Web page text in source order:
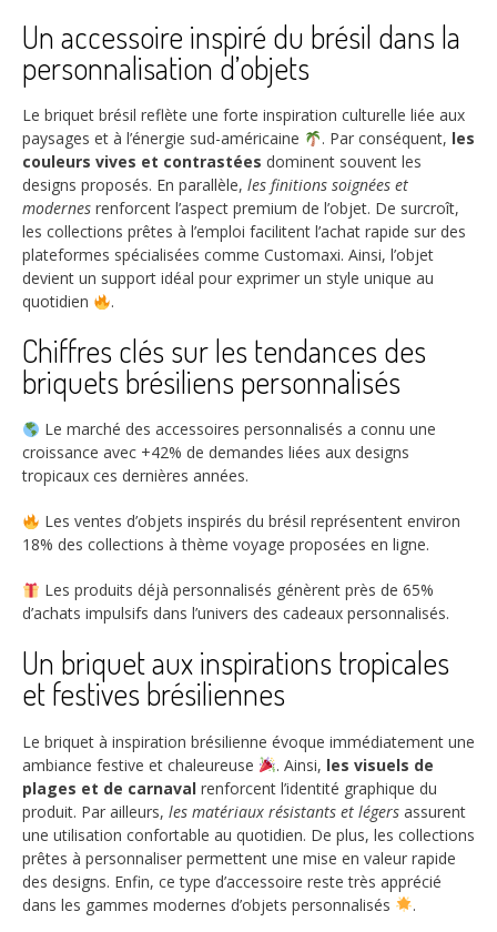
Un accessoire inspiré du brésil dans la
personnalisation d’objets
Le briquet brésil reflète une forte inspiration culturelle liée aux
paysages et à l’énergie sud-américaine
. Par conséquent, les
couleurs vives et contrastées dominent souvent les
designs proposés. En parallèle, les finitions soignées et
modernes renforcent l’aspect premium de l’objet. De surcroît,
les collections prêtes à l’emploi facilitent l’achat rapide sur des
plateformes spécialisées comme Customaxi. Ainsi, l’objet
devient un support idéal pour exprimer un style unique au
quotidien
.
Chiffres clés sur les tendances des
briquets brésiliens personnalisés
Le marché des accessoires personnalisés a connu une
croissance avec +42% de demandes liées aux designs
tropicaux ces dernières années.
Les ventes d’objets inspirés du brésil représentent environ
18% des collections à thème voyage proposées en ligne.
Les produits déjà personnalisés génèrent près de 65%
d’achats impulsifs dans l’univers des cadeaux personnalisés.
Un briquet aux inspirations tropicales
et festives brésiliennes
Le briquet à inspiration brésilienne évoque immédiatement une
ambiance festive et chaleureuse
. Ainsi, les visuels de
plages et de carnaval renforcent l’identité graphique du
produit. Par ailleurs, les matériaux résistants et légers assurent
une utilisation confortable au quotidien. De plus, les collections
prêtes à personnaliser permettent une mise en valeur rapide
des designs. Enfin, ce type d’accessoire reste très apprécié
dans les gammes modernes d’objets personnalisés
.